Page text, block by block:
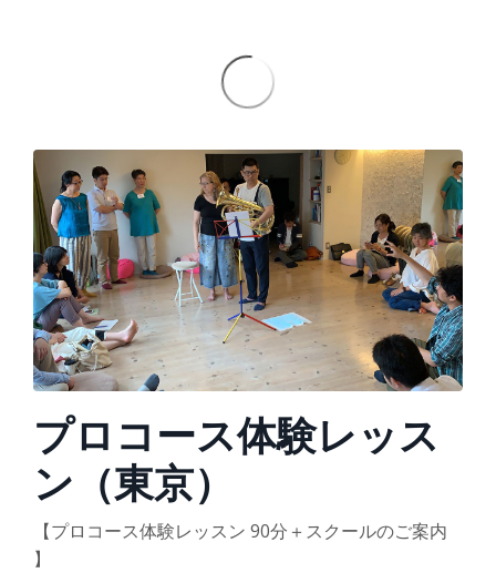
プロコース体験レッス
ン（東京）
【プロコース体験レッスン 90分＋スクールのご案内
】